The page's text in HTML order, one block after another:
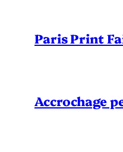
Paris Print
Accrochage